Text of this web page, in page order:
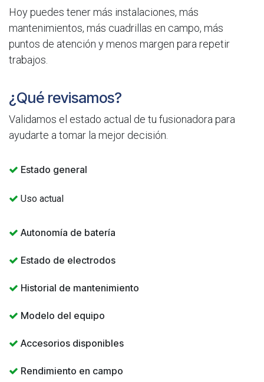
Hoy puedes tener más instalaciones, más
mantenimientos, más cuadrillas en campo, más
puntos de atención y menos margen para repetir
trabajos.
¿Qué revisamos?
Validamos el estado actual de tu fusionadora para
ayudarte a tomar la mejor decisión.
Estado general
Uso actual
Autonomía de batería
Estado de electrodos
Historial de mantenimiento
Modelo del equipo​
Accesorios disponibles
Rendimiento en campo